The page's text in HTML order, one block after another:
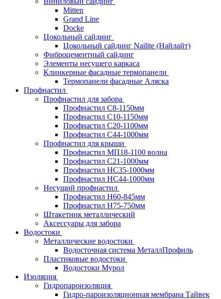
Mitten
Grand Line
Docke
Цокольный сайдинг
Цокольный сайдинг Nailite (Найлайт)
Фиброцементный сайдинг
Элементы несущего каркаса
Клинкерные фасадные термопанели
Термопанели фасадные Аляска
Профнастил
Профнастил для забора
Профнастил С8-1150мм
Профнастил С10-1150мм
Профнастил С20-1100мм
Профнастил С44-1000мм
Профнастил для крыши
Профнастил МП18-1100 волна
Профнастил С21-1000мм
Профнастил HC35-1000мм
Профнастил НС44-1000мм
Несущий профнастил
Профнастил Н60-845мм
Профнастил H75-750мм
Штакетник металлический
Аксессуары для забора
Водостоки
Металлические водостоки
Водосточная система МеталлПрофиль
Пластиковые водостоки
Водостоки Мурол
Изоляция
Гидропароизоляция
Гидро-пароизоляционная мембрана Тайвек